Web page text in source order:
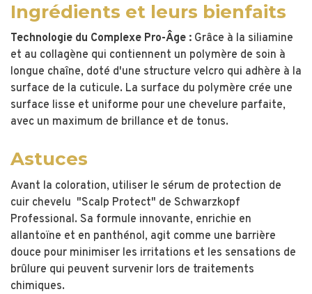
Ingrédients et leurs bienfaits
Technologie du Complexe Pro-Âge : Grâce à la siliamine
et au collagène qui contiennent un polymère de soin à
longue chaîne, doté d'une structure velcro qui adhère à la
surface de la cuticule. La surface du polymère crée une
surface lisse et uniforme pour une chevelure parfaite,
avec un maximum de brillance et de tonus.
Astuces
Avant la coloration, utiliser le sérum de protection de
cuir chevelu "Scalp Protect" de Schwarzkopf
Professional. Sa formule innovante, enrichie en
allantoïne et en panthénol, agit comme une barrière
douce pour minimiser les irritations et les sensations de
brûlure qui peuvent survenir lors de traitements
chimiques.